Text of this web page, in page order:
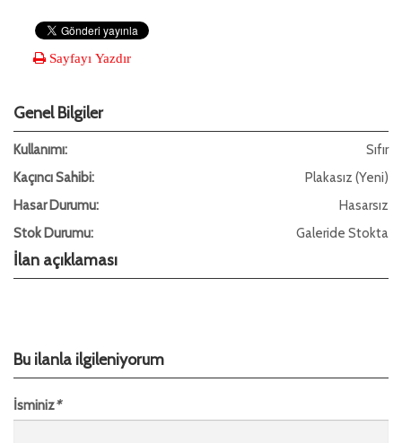
Sayfayı Yazdır
Genel Bilgiler
Kullanımı:
Sıfır
Kaçıncı Sahibi:
Plakasız (Yeni)
Hasar Durumu:
Hasarsız
Stok Durumu:
Galeride Stokta
İlan açıklaması
Bu ilanla ilgileniyorum
İsminiz*